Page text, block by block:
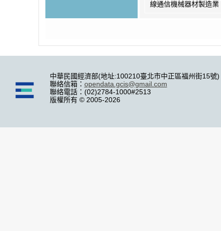
線通信機械器材製造業
中華民國經濟部(地址:100210臺北市中正區福州街15號)
聯絡信箱： opendata.gcis@gmail.com
聯絡電話：(02)2784-1000#2513
版權所有 © 2005-2026